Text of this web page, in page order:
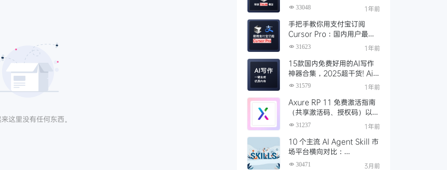
这里没有任何东西。
33048 1年前
手把手教你用支付宝订阅
Cursor Pro：国内用户最全
开通教程（附取消自动扣费）
31623 1年前
15款国内免费好用的AI写作
神器合集，2025超干货! Ai
写作工具推荐，支持论文长文
31579 1年前
Axure RP 11 免费激活指南
（共享激活码、授权码）以及
永久激活方法分享
31237 1年前
10 个主流 AI Agent Skill 市
场平台横向对比：
Clawhub、Skillsmp、
30471 3月前